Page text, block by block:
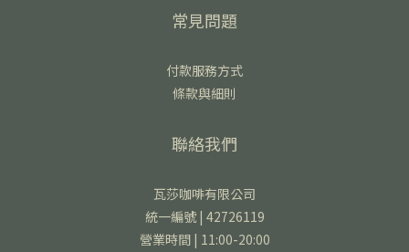
常見問題
付款服務方式
條款與細則
聯絡我們
瓦莎咖啡有限公司
統一編號 | 42726119
營業時間 | 11:00-20:00